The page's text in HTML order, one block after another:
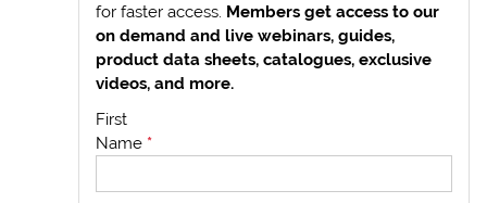
for faster access. Members get access to our
on demand and live webinars, guides,
product data sheets, catalogues, exclusive
videos, and more.
First
Name *